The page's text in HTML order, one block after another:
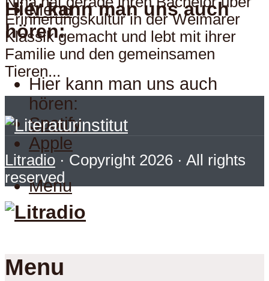
Menu
Hier kann man uns auch
hören:
Hier kann man uns auch
hören:
Spotify
Apple
Menu
Erinnerungskultur in der Weimarer
Klassik gemacht und lebt mit ihrer
Familie und den gemeinsamen
Tieren...
Litradio · Copyright 2026 · All rights
reserved
Menu